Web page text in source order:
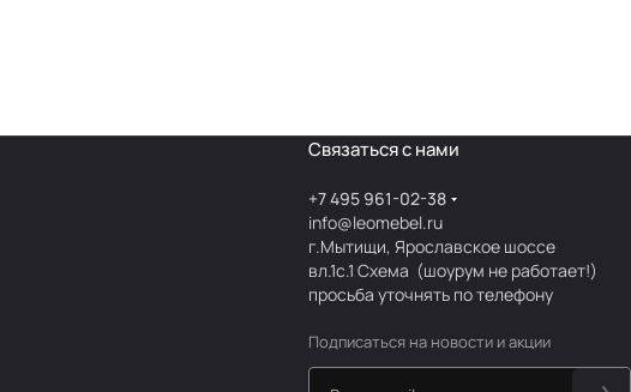
Связаться с нами
+7 495 961-02-38
info@leomebel.ru
г.Мытищи, Ярославское шоссе
вл.1с.1Схема (шоурум не работает!)
просьба уточнять по телефону
Подписаться на новости и акции